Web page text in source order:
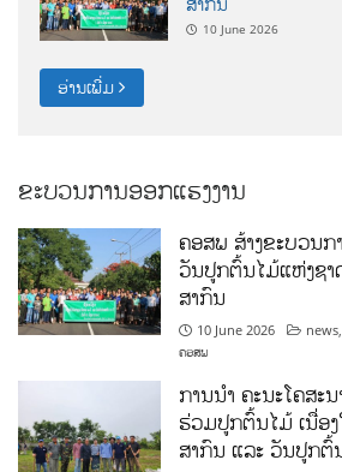
10 June 2026
ອ່ານເພີ່ມ
ຂະບວນການອອກແຮງງານ
ຄອສພ ສ້າງຂະບວນ
ວັນປູກຕົ້ນໄມ້ແຫ່ງຊາ
ສາກົນ
10 June 2026 news
ຄອສພ
ການນໍາ ຄະນະໂຄສະ
ຮ່ວມປູກຕົ້ນໄມ້ ເນື່ອ
ສາກົນ ແລະ ວັນປູກຕົ້